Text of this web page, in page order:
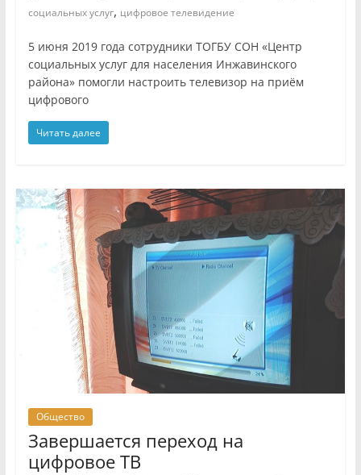
социальных услуг, цифровое телевидение
5 июня 2019 года сотрудники ТОГБУ СОН «Центр
социальных услуг для населения Инжавинского
района» помогли настроить телевизор на приём
цифрового
Читать далее
Общество
Завершается переход на
цифровое ТВ